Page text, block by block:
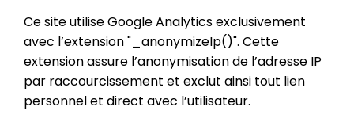
Ce site utilise Google Analytics exclusivement
avec l’extension "_anonymizeIp()". Cette
extension assure l’anonymisation de l’adresse IP
par raccourcissement et exclut ainsi tout lien
personnel et direct avec l’utilisateur.